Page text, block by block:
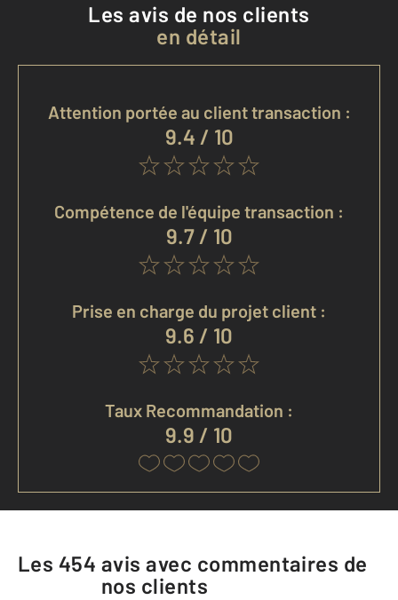
Les avis de nos clients
en détail
Attention portée au client transaction :
9.4 / 10
Compétence de l'équipe transaction :
9.7 / 10
Prise en charge du projet client :
9.6 / 10
Taux Recommandation :
9.9 / 10
Les 454 avis avec commentaires de
nos clients